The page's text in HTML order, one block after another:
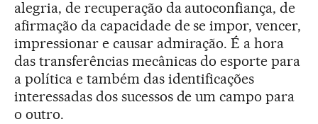
alegria, de recuperação da autoconfiança, de
afirmação da capacidade de se impor, vencer,
impressionar e causar admiração. É a hora
das transferências mecânicas do esporte para
a política e também das identificações
interessadas dos sucessos de um campo para
o outro.